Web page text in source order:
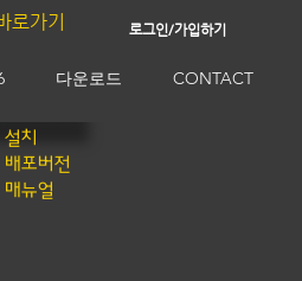
다운로드 CONTACT
로가기 로그인/가입하기
치
포버전
뉴얼